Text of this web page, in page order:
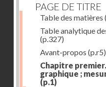
PAGE DE TITRE
Table des matières
Table analytique
(p.327)
Avant-propos (p.r5)
Chapitre
graphique ;
(p.1)